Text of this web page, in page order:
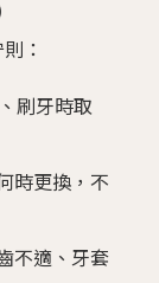
：
刷牙時取
時更換，不
不適、牙套